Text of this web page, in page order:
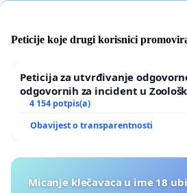
Peticije koje drugi korisnici
Peticija za utvrđivanje
odgovornih za incident u
Zagreba
4 154 potpis(a)
Obavijest o transparentnosti
Micanje klečavaca u ime 18